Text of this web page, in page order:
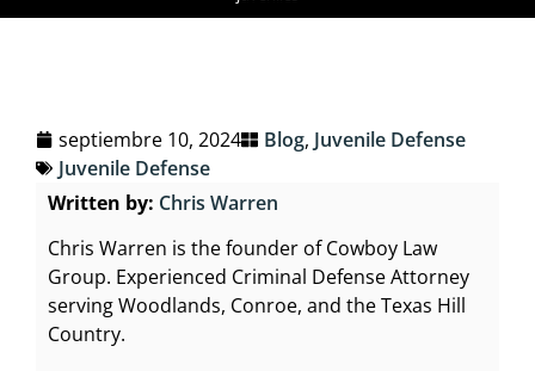
septiembre 10, 2024 Blog, Juvenile Defense
Juvenile Defense
Written by: Chris Warren
Chris Warren is the founder of Cowboy Law
Group. Experienced Criminal Defense Attorney
serving Woodlands, Conroe, and the Texas Hill
Country.